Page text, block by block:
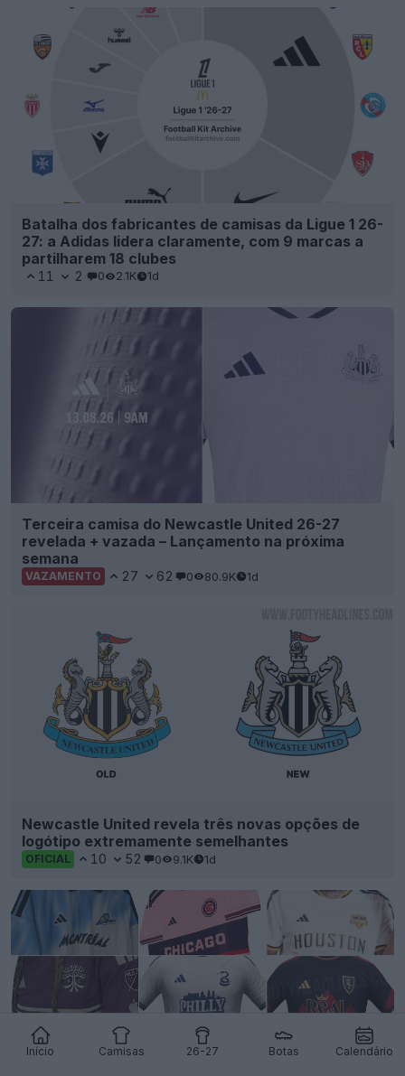
Início Camisas 26-27 Botas Calendário
Batalha dos fabricantes de camisas da Ligue 1 26-
27: a Adidas lidera claramente, com 9 marcas a
partilharem 18 clubes
11 2 0 2.1K 1d
Terceira camisa do Newcastle United 26-27
revelada + vazada – Lançamento na próxima
semana
VAZAMENTO 27 62 0 80.9K 1d
Newcastle United revela três novas opções de
logótipo extremamente semelhantes
OFICIAL 10 52 0 9.1K 1d